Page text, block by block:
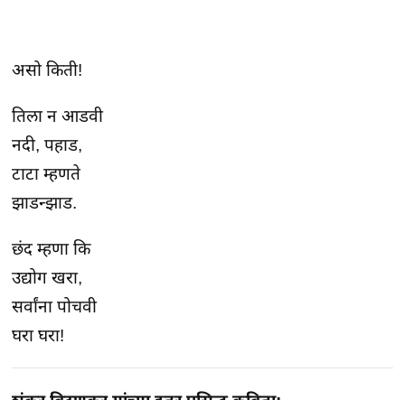
असो किती!
तिला न आडवी
नदी, पहाड,
टाटा म्हणते
झाडन्झाड.
छंद म्हणा कि
उद्योग खरा,
सर्वांना पोचवी
घरा घरा!